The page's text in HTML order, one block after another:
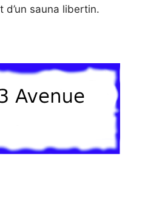
d’un sauna libertin.